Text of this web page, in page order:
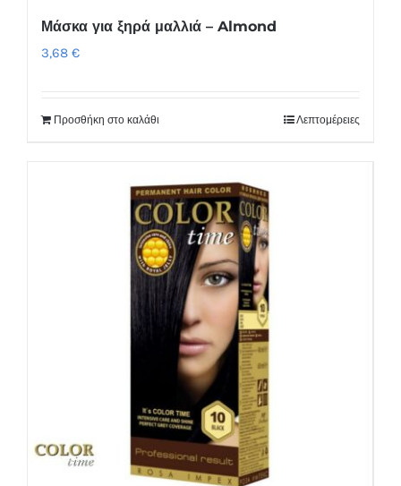
Μάσκα για ξηρά μαλλιά – Almond
3,68 €
Προσθήκη στο καλάθι Λεπτομέρειες